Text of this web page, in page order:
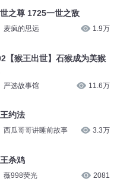
之尊 1725一世之敌
麦疯的思远 1.9万
【猴王出世】石猴成为美猴
严选故事馆 11.6万
约法
西瓜哥哥讲睡前故事 3.3万
杀鸡
薇998荧光 2081